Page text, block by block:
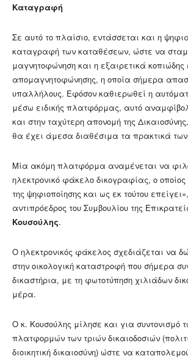
Καταγραφή
Σε αυτό το πλαίσιο, εντάσσεται και η
καταγραφή των καταθέσεων, ώστε να
μαγνητοφώνηση και η εξαιρετικά κοπιώδης
απομαγνητοφώνησης, η οποία σήμερα
υπαλλήλους. Εφόσον καθιερωθεί η
μέσω ειδικής πλατφόρμας, αυτό
και στην ταχύτερη απονομή της
θα έχει άμεσα διαθέσιμα τα πρακτικά
Μία ακόμη πλατφόρμα αναμένεται να
ηλεκτρονικό φάκελο δικογραφίας, ο οποίος
της ψηφιοποίησης και ως εκ τούτου
αντιπρόεδρος του Συμβουλίου της
Κουσούλης.
Ο ηλεκτρονικός φάκελος σχεδιάζεται να
στην οικολογική καταστροφή που σήμερα
δικαστήρια, με τη φωτοτύπηση χιλιάδων
μέρα.
Ο κ. Κουσούλης μίλησε και για συντονισμό
πλατφορμών των τριών δικαιοδοσιών
διοικητική δικαιοσύνη) ώστε να